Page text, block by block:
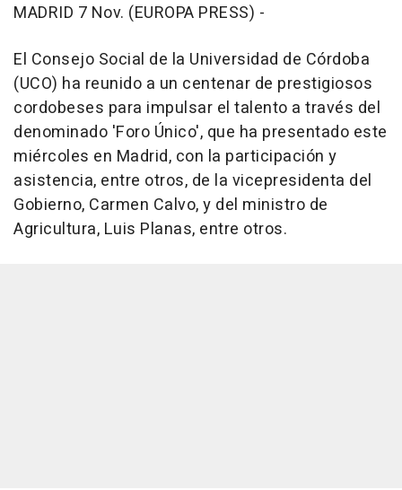
MADRID 7 Nov. (EUROPA PRESS) -
El Consejo Social de la Universidad de Córdoba
(UCO) ha reunido a un centenar de prestigiosos
cordobeses para impulsar el talento a través del
denominado 'Foro Único', que ha presentado este
miércoles en Madrid, con la participación y
asistencia, entre otros, de la vicepresidenta del
Gobierno, Carmen Calvo, y del ministro de
Agricultura, Luis Planas, entre otros.